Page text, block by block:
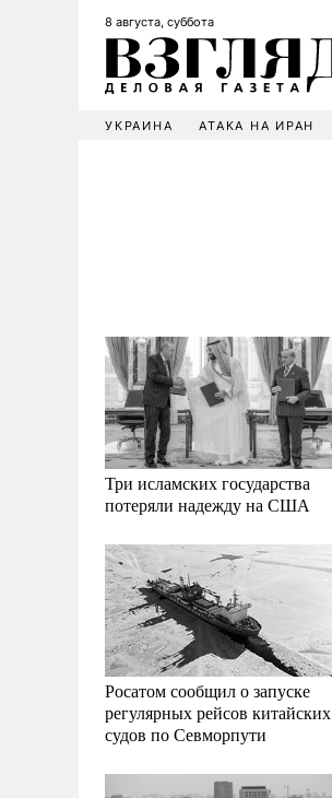
8 августа, суббота
УКРАИНА АТАКА НА ИРАН
Три исламских государства
потеряли надежду на США
Росатом сообщил о запуске
регулярных рейсов китайских
судов по Севморпути